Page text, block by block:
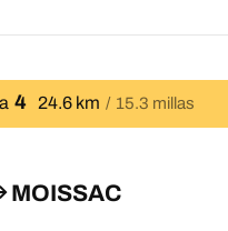
4 24.6 km 15.3 millas
MOISSAC